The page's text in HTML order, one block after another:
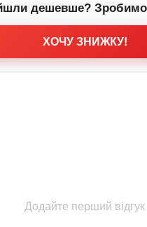
дешевше? Зробимо
ХОЧУ ЗНИЖКУ!
Додайте перший відгук